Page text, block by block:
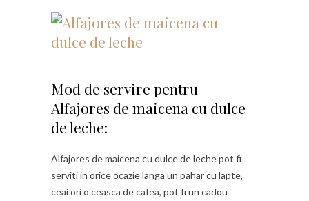
Mod de servire pentru
Alfajores de maicena cu dulce
de leche:
Alfajores de maicena cu dulce de leche pot fi
serviti in orice ocazie langa un pahar cu lapte,
ceai ori o ceasca de cafea, pot fi un cadou